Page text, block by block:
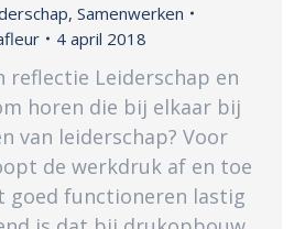
, Samenwerken
4 april 2018
reflectie Leiderschap en
horen die bij elkaar bij
van leiderschap? Voor
de werkdruk af en toe
goed functioneren lastig